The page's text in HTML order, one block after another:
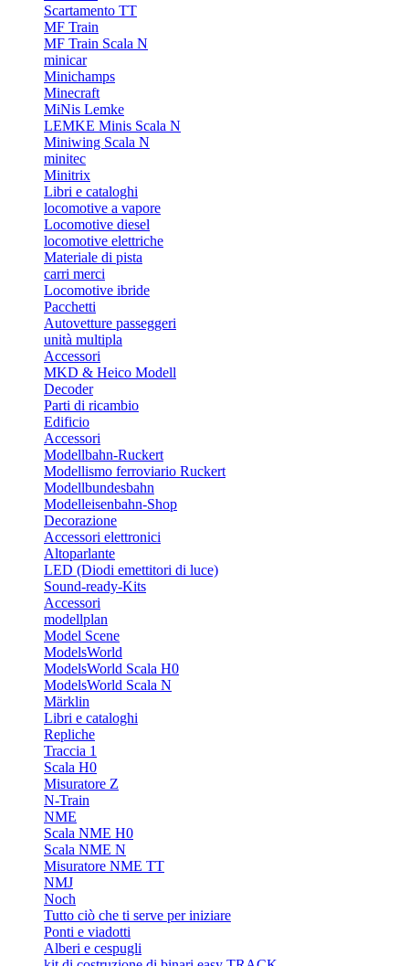
Scartamento TT
MF Train
MF Train Scala N
minicar
Minichamps
Minecraft
MiNis Lemke
LEMKE Minis Scala N
Miniwing Scala N
minitec
Minitrix
Libri e cataloghi
locomotive a vapore
Locomotive diesel
locomotive elettriche
Materiale di pista
carri merci
Locomotive ibride
Pacchetti
Autovetture passeggeri
unità multipla
Accessori
MKD & Heico Modell
Decoder
Parti di ricambio
Edificio
Accessori
Modellbahn-Ruckert
Modellismo ferroviario Ruckert
Modellbundesbahn
Modelleisenbahn-Shop
Decorazione
Accessori elettronici
Altoparlante
LED (Diodi emettitori di luce)
Sound-ready-Kits
Accessori
modellplan
Model Scene
ModelsWorld
ModelsWorld Scala H0
ModelsWorld Scala N
Märklin
Libri e cataloghi
Repliche
Traccia 1
Scala H0
Misuratore Z
N-Train
NME
Scala NME H0
Scala NME N
Misuratore NME TT
NMJ
Noch
Tutto ciò che ti serve per iniziare
Ponti e viadotti
Alberi e cespugli